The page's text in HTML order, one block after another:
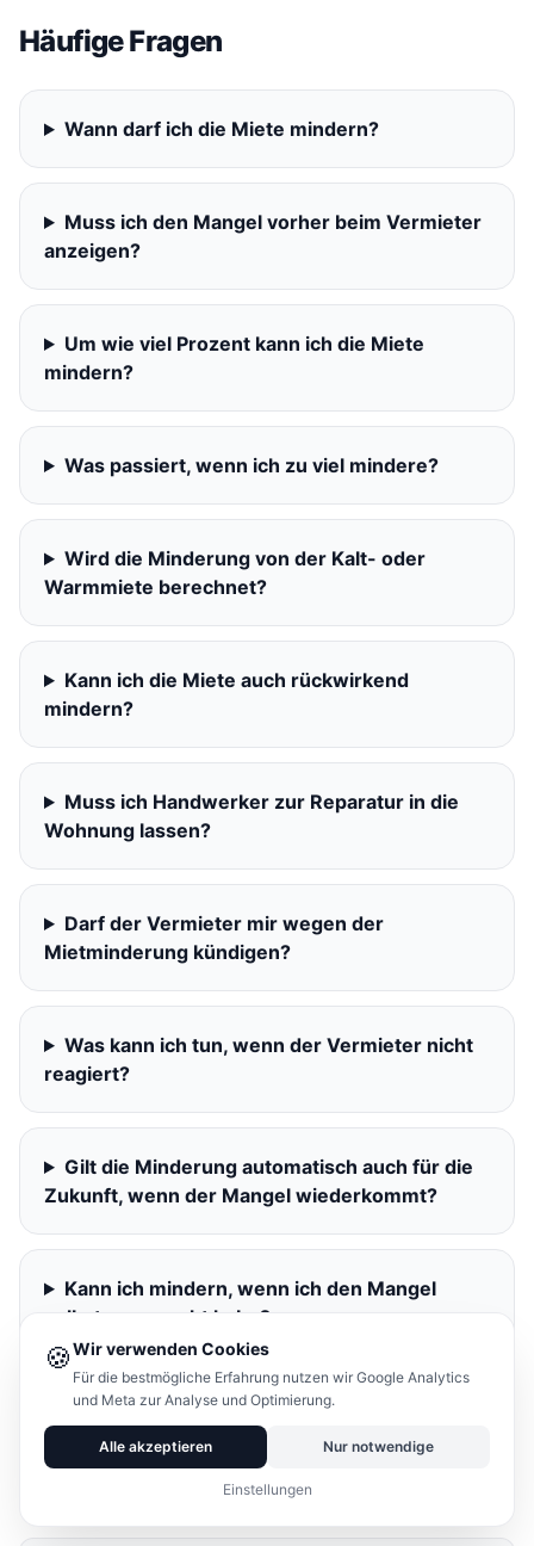
Häufige Fragen
Wann darf ich die Miete mindern?
Muss ich den Mangel vorher beim Vermieter
anzeigen?
Um wie viel Prozent kann ich die Miete
mindern?
Was passiert, wenn ich zu viel mindere?
Wird die Minderung von der Kalt- oder
Warmmiete berechnet?
Kann ich die Miete auch rückwirkend
mindern?
Muss ich Handwerker zur Reparatur in die
Wohnung lassen?
Darf der Vermieter mir wegen der
Mietminderung kündigen?
Was kann ich tun, wenn der Vermieter nicht
reagiert?
Gilt die Minderung automatisch auch für die
Zukunft, wenn der Mangel wiederkommt?
Kann ich mindern, wenn ich den Mangel
selbst verursacht habe?
Passende Ratgeber & Vorlagen
🍪Wir verwenden Cookies
Für die bestmögliche Erfahrung nutzen wir Google Analytics
und Meta zur Analyse und Optimierung.
Alle akzeptieren Nur notwendige
Einstellungen